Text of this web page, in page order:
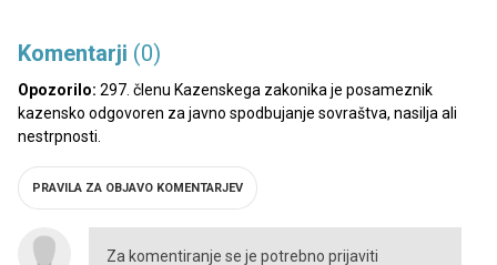
Komentarji (0)
Opozorilo: 297. členu Kazenskega zakonika je posameznik
kazensko odgovoren za javno spodbujanje sovraštva, nasilja ali
nestrpnosti.
PRAVILA ZA OBJAVO KOMENTARJEV